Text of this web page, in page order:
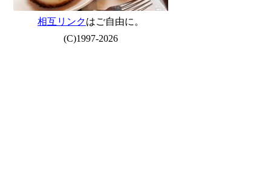
相互リンクはご自由に。
(C)1997-2026